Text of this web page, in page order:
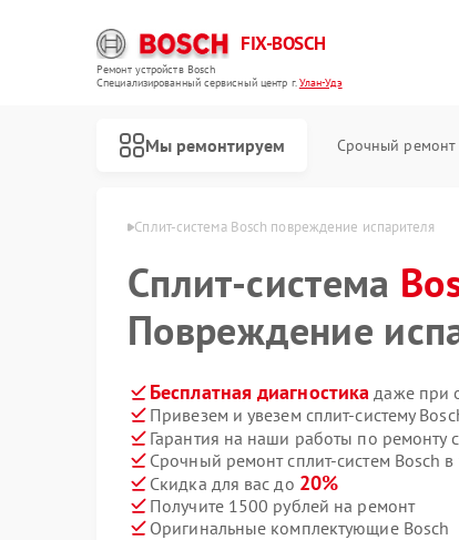
FIX-BOSCH
Ремонт устройств Bosch
Специализированный cервисный центр г.Улан-Удэ
Мы ремонтируем Срочный ремонт
Bosch в Улан-Удэ Сплит-система Bosch повреждение испарителя
Сплит-система
Повреждение
Бесплатная диагностика даже при
Привезем и увезем сплит-систему
Гарантия на наши работы по ремонту
Срочный ремонт сплит-систем Bosch в
Скидка для вас до 20%
Получите 1500 рублей на ремонт
Оригинальные комплектующие Bosch